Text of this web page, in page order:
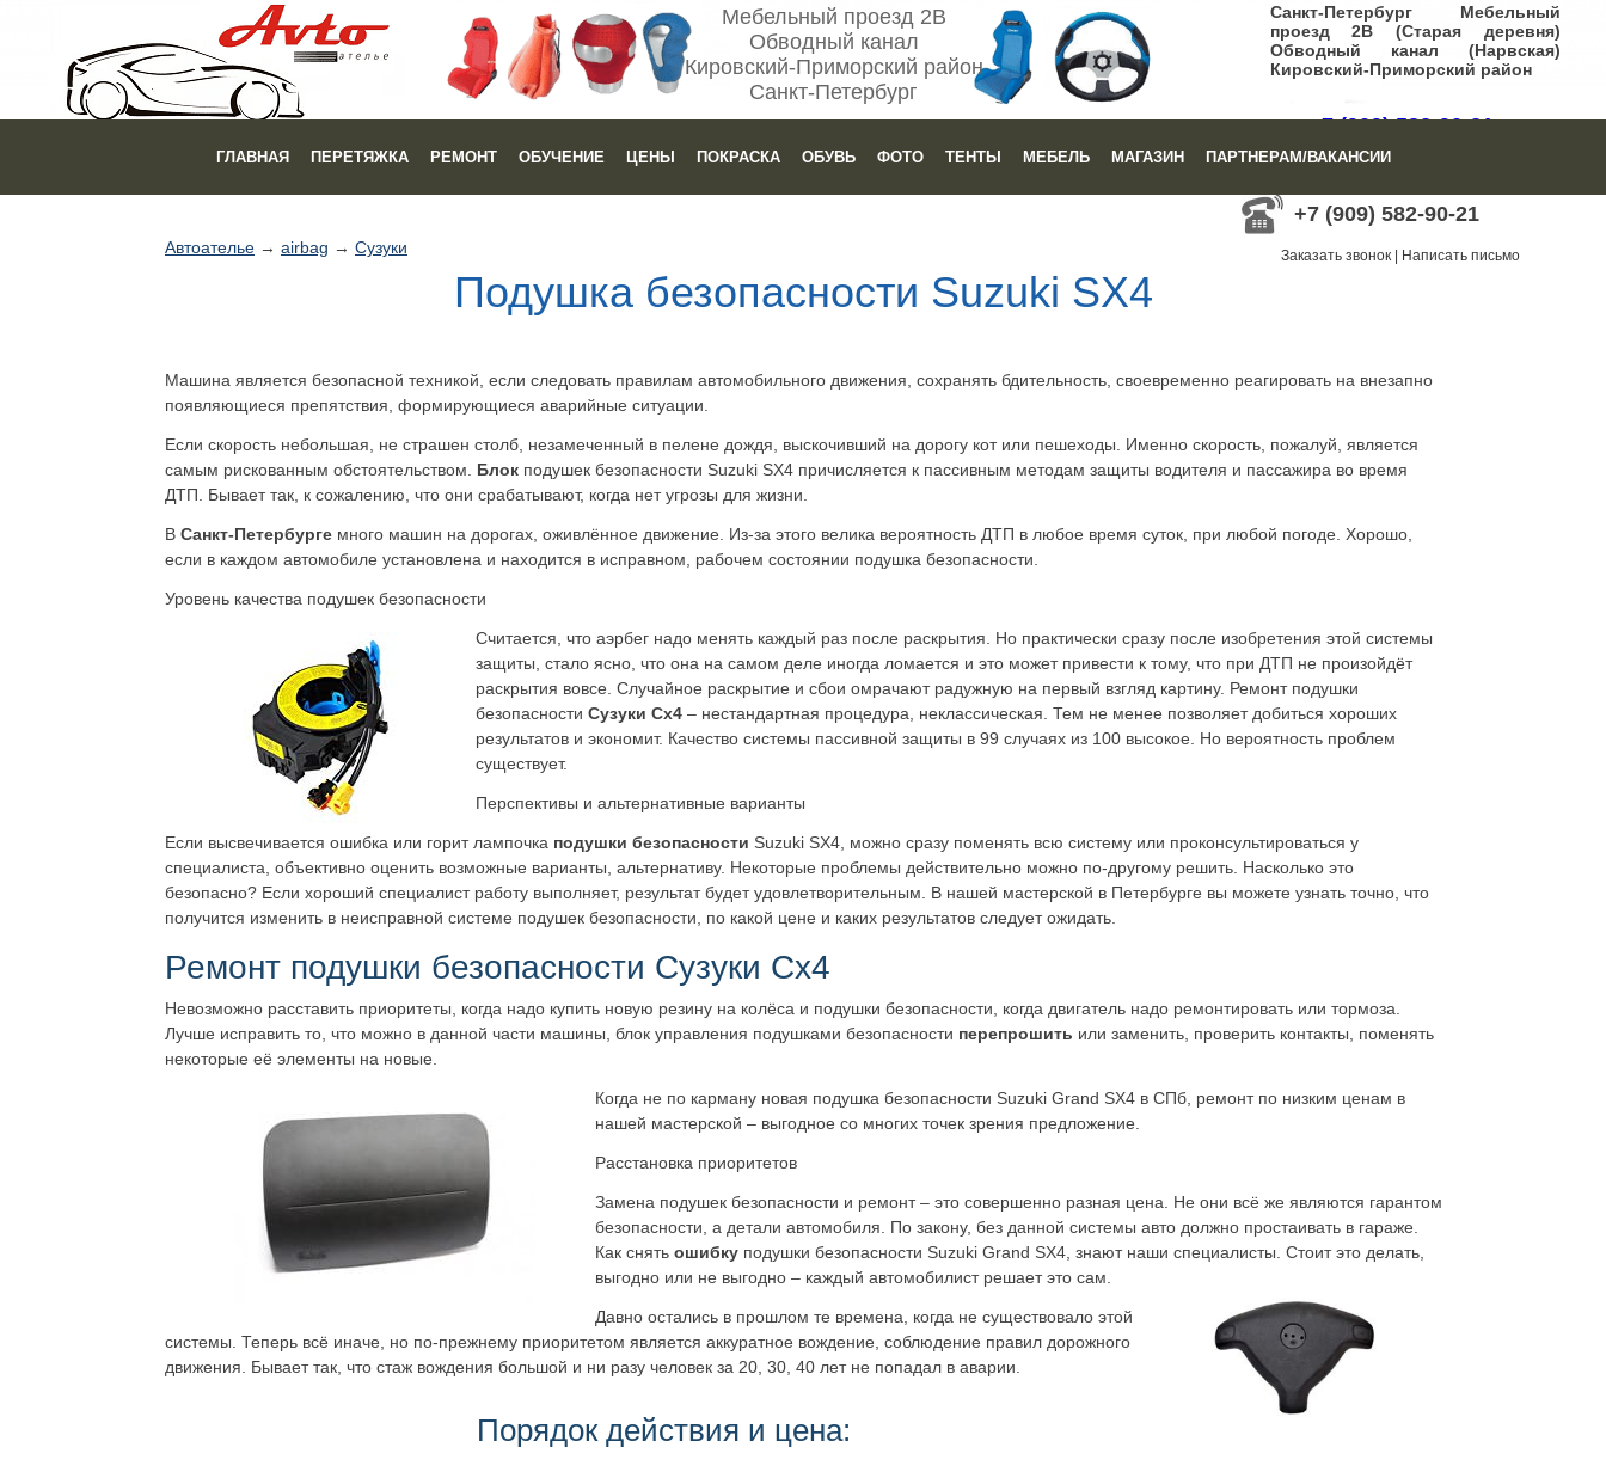
Мебельный проезд 2В
Обводный канал
Кировский-Приморский район
Санкт-Петербург
Санкт-Петербург Мебельный
проезд 2В (Старая деревня)
Обводный канал (Нарвская)
Кировский-Приморский район
+7 (909) 582-90-21
Заказать звонок|Написать письмо
+7 (909) 582-90-21
Заказать звонок Написать письмо
ГЛАВНАЯ ПЕРЕТЯЖКА РЕМОНТ ОБУЧЕНИЕ ЦЕНЫ ПОКРАСКА ОБУВЬ ФОТО ТЕНТЫ МЕБЕЛЬ МАГАЗИН ПАРТНЕРАМ/ВАКАНСИИ
Автоателье → airbag → Сузуки
Подушка безопасности Suzuki SX4
Машина является безопасной техникой, если следовать правилам автомобильного движения, сохранять бдительность, своевременно реагировать на внезапно
появляющиеся препятствия, формирующиеся аварийные ситуации.
Если скорость небольшая, не страшен столб, незамеченный в пелене дождя, выскочивший на дорогу кот или пешеходы. Именно скорость, пожалуй, является
самым рискованным обстоятельством. Блок подушек безопасности Suzuki SX4 причисляется к пассивным методам защиты водителя и пассажира во время
ДТП. Бывает так, к сожалению, что они срабатывают, когда нет угрозы для жизни.
В Санкт-Петербурге много машин на дорогах, оживлённое движение. Из-за этого велика вероятность ДТП в любое время суток, при любой погоде. Хорошо,
если в каждом автомобиле установлена и находится в исправном, рабочем состоянии подушка безопасности.
Уровень качества подушек безопасности
Считается, что аэрбег надо менять каждый раз после раскрытия. Но практически сразу после изобретения этой системы
защиты, стало ясно, что она на самом деле иногда ломается и это может привести к тому, что при ДТП не произойдёт
раскрытия вовсе. Случайное раскрытие и сбои омрачают радужную на первый взгляд картину. Ремонт подушки
безопасности Сузуки Сх4 – нестандартная процедура, неклассическая. Тем не менее позволяет добиться хороших
результатов и экономит. Качество системы пассивной защиты в 99 случаях из 100 высокое. Но вероятность проблем
существует.
Перспективы и альтернативные варианты
Если высвечивается ошибка или горит лампочка подушки безопасности Suzuki SX4, можно сразу поменять всю систему или проконсультироваться у
специалиста, объективно оценить возможные варианты, альтернативу. Некоторые проблемы действительно можно по-другому решить. Насколько это
безопасно? Если хороший специалист работу выполняет, результат будет удовлетворительным. В нашей мастерской в Петербурге вы можете узнать точно, что
получится изменить в неисправной системе подушек безопасности, по какой цене и каких результатов следует ожидать.
Ремонт подушки безопасности Сузуки Сх4
Невозможно расставить приоритеты, когда надо купить новую резину на колёса и подушки безопасности, когда двигатель надо ремонтировать или тормоза.
Лучше исправить то, что можно в данной части машины, блок управления подушками безопасности перепрошить или заменить, проверить контакты, поменять
некоторые её элементы на новые.
Когда не по карману новая подушка безопасности Suzuki Grand SX4 в СПб, ремонт по низким ценам в
нашей мастерской – выгодное со многих точек зрения предложение.
Расстановка приоритетов
Замена подушек безопасности и ремонт – это совершенно разная цена. Не они всё же являются гарантом
безопасности, а детали автомобиля. По закону, без данной системы авто должно простаивать в гараже.
Как снять ошибку подушки безопасности Suzuki Grand SX4, знают наши специалисты. Стоит это делать,
выгодно или не выгодно – каждый автомобилист решает это сам.
Давно остались в прошлом те времена, когда не существовало этой
системы. Теперь всё иначе, но по-прежнему приоритетом является аккуратное вождение, соблюдение правил дорожного
движения. Бывает так, что стаж вождения большой и ни разу человек за 20, 30, 40 лет не попадал в аварии.
Порядок действия и цена: